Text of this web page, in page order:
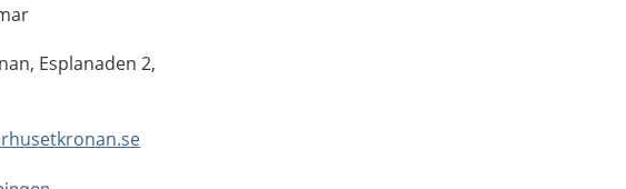
Esplanaden 2,